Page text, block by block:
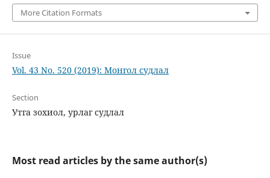
More Citation Formats
Issue
Vol. 43 No. 520 (2019): Монгол судлал
Section
Утга зохиол, урлаг судлал
Most read articles by the same author(s)